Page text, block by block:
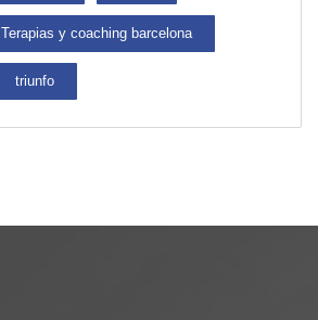
Terapias y coaching barcelona
triunfo